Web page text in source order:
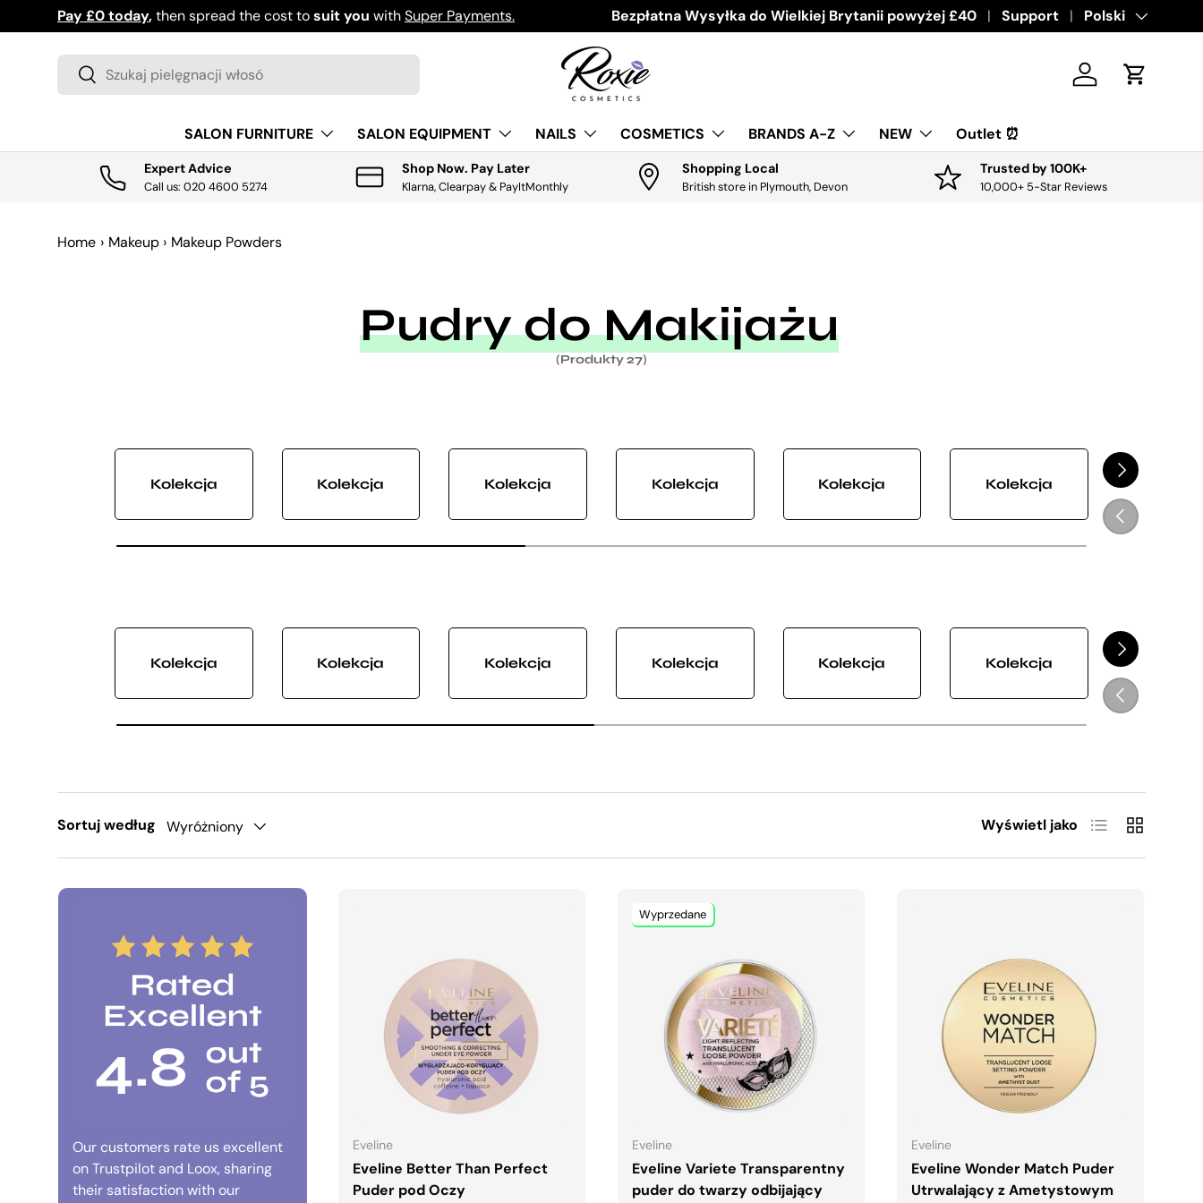
PRZEJDŹ DO TREŚCI
Pay £0 today,then spread the cost tosuit you withSuper Payments. Download the app for exclusive offers & discounts.Get it
Bezpłatna Wysyłka do Wielkiej Brytanii powyżej £40 Support Język
Polski
Szukaj
Szukaj Zaloguj sieKoszyk
SALON FURNITURE SALON EQUIPMENT NAILS COSMETICS BRANDS A-Z NEW Outlet ⏰
Expert Advice
Call us: 020 4600 5274
Shop Now. Pay Later
Klarna, Clearpay & PayItMonthly
Shopping Local
British store in Plymouth, Devon
Trusted by 100K+
10,000+ 5-Star Reviews
Home › Makeup › Makeup Powders
Pudry do Makijażu
(Produkty 27)
NASTĘPNY
POPRZEDNI
Kolekcja Kolekcja Kolekcja Kolekcja Kolekcja Kolekcja
NASTĘPNY
POPRZEDNI
Kolekcja Kolekcja Kolekcja Kolekcja Kolekcja Kolekcja
Sortuj według Wyróżniony Wyświetl jako Lista Siatka
Our customers rate us excellent
on Trustpilot and Loox, sharing
their satisfaction with our
Eveline
Eveline Better Than Perfect
Puder pod Oczy
DODAJ DO KOSZYKA
Wyprzedane
Eveline
Eveline Variete Transparentny
puder do twarzy odbijający
DODAJ DO KOSZYKA
Eveline
Eveline Wonder Match Puder
Utrwalający z Ametystowym
DODAJ DO KOSZYKA